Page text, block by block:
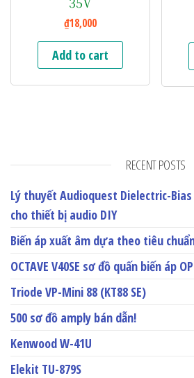
₫18,000
Add to cart
RECENT POSTS
Lý thuyết Audioquest Dielectric-
cho thiết bị audio DIY
Biến áp xuất âm dựa theo tiêu
OCTAVE V40SE sơ đồ quấn biến áp
Triode VP-Mini 88 (KT88 SE)
500 sơ đồ amply bán dẫn!
Kenwood W-41U
Elekit TU-879S